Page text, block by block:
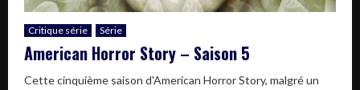
Critique série Série
American Horror Story – Saison 5
Cette cinquième saison d'American Horror Story, malgré un